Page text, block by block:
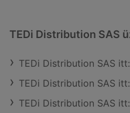
TEDi Distribution SAS
TEDi Distribution SAS
TEDi Distribution SAS
TEDi Distribution SAS